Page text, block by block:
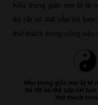
Nếu trong giấc mơ bị té
thì rất có thể sắp tới bạn
thử thách trong công việc